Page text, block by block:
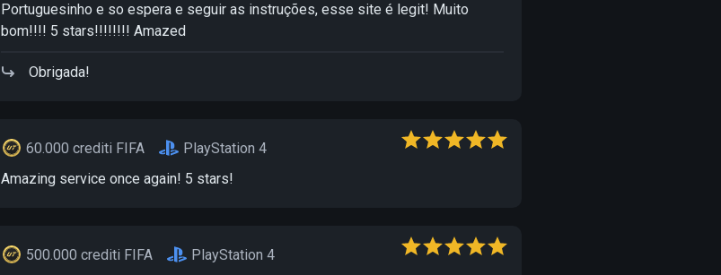
Portuguesinho e so espera e seguir as instruções, esse site é legit! Muito
bom!!!! 5 stars!!!!!!!! Amazed
Obrigada!
60.000 crediti FIFA
PlayStation 4
Amazing service once again! 5 stars!
500.000 crediti FIFA
PlayStation 4